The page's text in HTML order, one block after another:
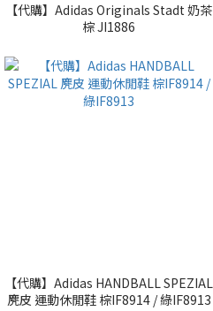
【代購】Adidas Originals Stadt 奶茶
棕 JI1886
【代購】Adidas HANDBALL SPEZIAL
麂皮 運動休閒鞋 棕IF8914 / 綠IF8913